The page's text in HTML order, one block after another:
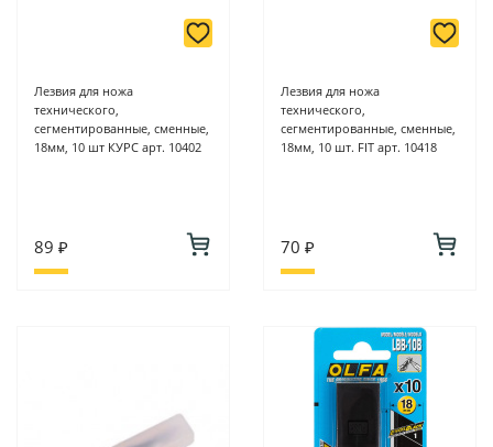
Лезвия для ножа
технического,
сегментированные, сменные,
18мм, 10 шт КУРС арт. 10402
89 ₽
Лезвия для ножа
технического,
сегментированные, сменные,
18мм, 10 шт. FIT арт. 10418
70 ₽